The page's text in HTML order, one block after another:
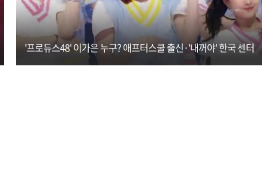
'프로듀스48' 이가은 누구? 애프터스쿨 출신·'내꺼야' 한국 센터